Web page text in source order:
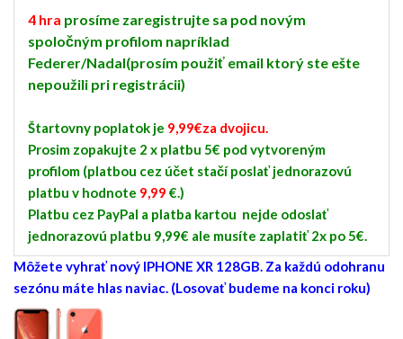
4 hra prosíme zaregistrujte sa pod novým
spoločným profilom napríklad
Federer/Nadal(prosím použiť email ktorý ste ešte
nepoužili pri registrácii)
Štartovny poplatok je 9,99€za dvojicu.
Prosim zopakujte 2 x platbu 5€ pod vytvoreným
profilom (platbou cez účet stačí poslať jednorazovú
platbu v hodnote 9,99 €.)
Platbu cez PayPal a platba kartou nejde odoslať
jednorazovú platbu 9,99€ ale musíte zaplatiť 2x po 5€.
Môžete vyhrať nový IPHONE XR 128GB. Za každú odohranu
sezónu máte hlas naviac. (Losovať budeme na konci roku)